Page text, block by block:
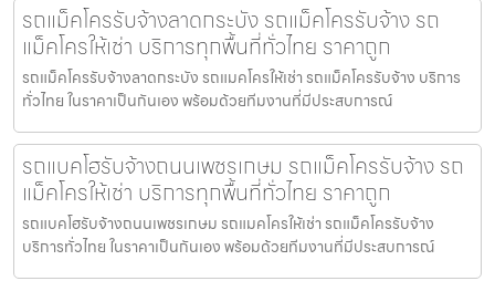
รถแม็คโครรับจ้างลาดกระบัง รถแม็คโครรับจ้าง รถ
แม็คโครให้เช่า บริการทุกพื้นที่ทั่วไทย ราคาถูก
รถแม็คโครรับจ้างลาดกระบัง รถแมคโครให้เช่า รถแม็คโครรับจ้าง บริการ
ทั่วไทย ในราคาเป็นกันเอง พร้อมด้วยทีมงานที่มีประสบการณ์
รถแบคโฮรับจ้างถนนเพชรเกษม รถแม็คโครรับจ้าง รถ
แม็คโครให้เช่า บริการทุกพื้นที่ทั่วไทย ราคาถูก
รถแบคโฮรับจ้างถนนเพชรเกษม รถแมคโครให้เช่า รถแม็คโครรับจ้าง
บริการทั่วไทย ในราคาเป็นกันเอง พร้อมด้วยทีมงานที่มีประสบการณ์